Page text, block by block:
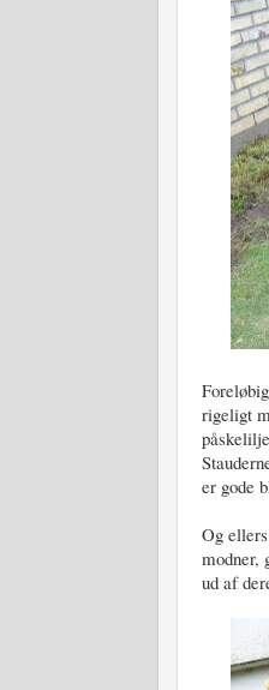
rigeligt
er gode
Og
modner,
ud af